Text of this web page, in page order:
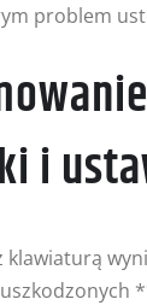
problem
i
klawiaturą